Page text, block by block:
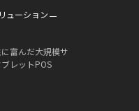
ューション
富んだ大規模サ
レットPOS